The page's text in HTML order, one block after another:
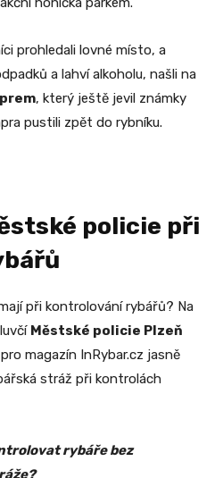
prohledali lovné místo, a
a lahví alkoholu, našli na
, který ještě jevil známky
pustili zpět do rybníku.
policie při
při kontrolování rybářů? Na
Městské policie Plzeň
magazín InRybar.cz jasně
stráž při kontrolách
rybáře bez